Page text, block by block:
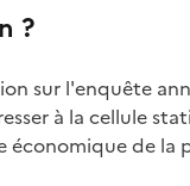
?
sur l'enquête
à la cellule
économique de la